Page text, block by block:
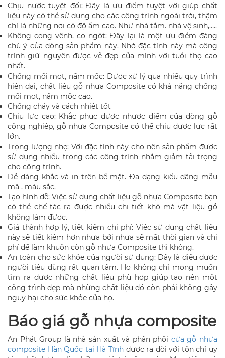
Chịu nước tuyệt đối: Đây là ưu điểm tuyệt vời giúp chất
liệu này có thể sử dụng cho các công trình ngoài trời, thậm
chí là những nơi có độ ẩm cao. Như nhà tắm. nhà vệ sinh,…..
Không cong vênh, co ngót: Đây lại là một ưu điểm đáng
chú ý của dòng sản phẩm này. Nhờ đặc tính này mà công
trình giữ nguyên được vẻ đẹp của mình với tuổi thọ cao
nhất.
Chống mối mọt, nấm mốc: Được xử lý qua nhiều quy trình
hiện đại, chất liệu gỗ nhựa Composite có khả năng chống
mối mọt, nấm mốc cao.
Chống cháy và cách nhiệt tốt
Chịu lực cao: Khắc phục được nhược điểm của dòng gỗ
công nghiệp, gỗ nhựa Composite có thể chịu được lực rất
lớn.
Trọng lượng nhẹ: Với đặc tính này cho nên sản phẩm được
sử dụng nhiều trong các công trình nhằm giảm tải trọng
cho công trình.
Dễ dàng khắc và in trên bề mặt. Đa dạng kiểu dãng mẫu
mã , màu sắc.
Tạo hình dễ: Việc sử dụng chất liệu gỗ nhựa Composite bạn
có thể chế tác ra được nhiều chi tiết khó mà vật liệu gỗ
không làm được.
Giá thành hợp lý, tiết kiệm chi phí: Việc sử dụng chất liệu
này sẽ tiết kiệm hơn nhựa bởi nhựa sẽ mất thời gian và chi
phí để làm khuôn còn gỗ nhựa Composite thì không.
An toàn cho sức khỏe của người sử dụng: Đây là điều được
người tiêu dùng rất quan tâm. Họ không chỉ mong muốn
tìm ra được những chất liệu phù hợp giúp tạo nên một
công trình đẹp mà những chất liệu đó còn phải không gây
nguy hại cho sức khỏe của họ.
Báo giá gỗ nhựa composite
An Phát Group là nhà sản xuất và phân phối cửa gỗ nhựa
composite Hàn Quốc tại Hà Tĩnhđược ra đời với tôn chỉ uy